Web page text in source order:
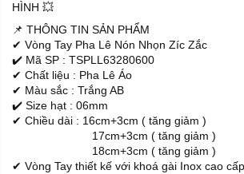
HÌNH 💥
📌 THÔNG TIN SẢN PHẨM
✔ Vòng Tay Pha Lê Nón Nhọn Zíc Zắc
✔️ Mã SP : TSPLL63280600
✔ Chất liệu : Pha Lê Áo
✔ Màu sắc : Trắng AB
✔️ Size hạt : 06mm
✔ Chiều dài : 16cm+3cm ( tăng giảm )
17cm+3cm ( tăng giảm )
18cm+3cm ( tăng giảm )
✔ Vòng Tay thiết kế với khoá gài Inox cao